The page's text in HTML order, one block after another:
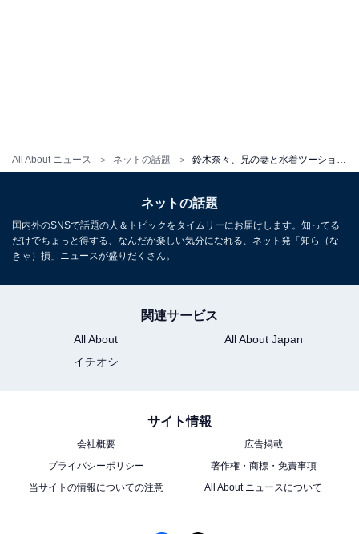
All About ニュース ネットの話題 鈴木奈々、兄の妻と水着ツーショット公開！ 「ほんとスタイルいいな2人とも」「お嫁さん絶対モデルとかテレビ向き」
ネットの話題
国内外のSNSで話題の人＆トピックをタイムリーにお届けします。知ってる
だけでちょっと得する、なんだか楽しい気分になれる、ネット発「知ら（な
きゃ）損」ニュースが盛りだくさん。
関連サービス
All About
All About Japan
イチオシ
サイト情報
会社概要
広告掲載
プライバシーポリシー
著作権・商標・免責事項
当サイトの情報についての注意
All About ニュースについて